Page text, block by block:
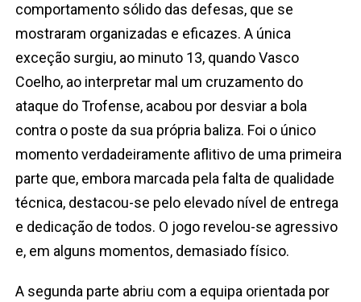
comportamento sólido das defesas, que se
mostraram organizadas e eficazes. A única
exceção surgiu, ao minuto 13, quando Vasco
Coelho, ao interpretar mal um cruzamento do
ataque do Trofense, acabou por desviar a bola
contra o poste da sua própria baliza. Foi o único
momento verdadeiramente aflitivo de uma primeira
parte que, embora marcada pela falta de qualidade
técnica, destacou-se pelo elevado nível de entrega
e dedicação de todos. O jogo revelou-se agressivo
e, em alguns momentos, demasiado físico.
A segunda parte abriu com a equipa orientada por